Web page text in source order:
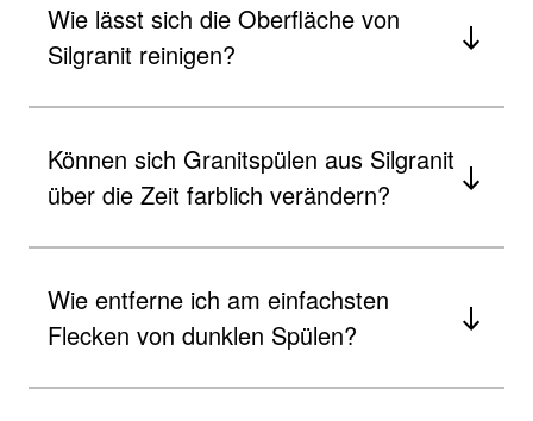
Wie lässt sich die Oberfläche von
Silgranit reinigen?
Können sich Granitspülen aus Silgranit
über die Zeit farblich verändern?
Wie entferne ich am einfachsten
Flecken von dunklen Spülen?